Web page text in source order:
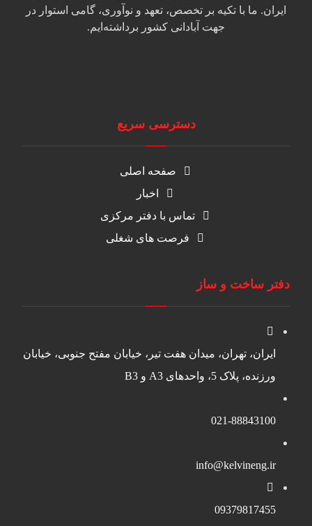
ایران. ما با تکیه بر تخصص، تعهد و نوآوری، گامی استوار در
جهت آبادانی کشور برداشته‌ایم.
دسترسی سریع
صفحه اصلی
اخبار
تماس با دفتر مرکزی
فرصت های شغلی
دفتر ساخت و ساز
ایران، تهران، میدان هفت تیر، خیابان مفتح جنوبی، خیابان
ورزنده، پلاک 5، واحدهای A3 و B3
021-88843100
info@kelvineng.ir
09379817455